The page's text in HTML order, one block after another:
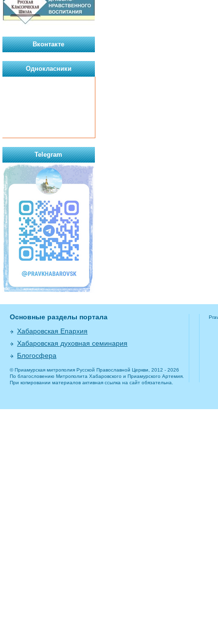
Вконтакте
Однокласники
Telegram
Основные разделы портала
Хабаровская Епархия
Хабаровская духовная семинария
Блогосфера
© Приамурская митрополия Русской Православной Церкви, 2012 - 2026
По благословению Митрополита Хабаровского и Приамурского Артемия.
При копировании материалов активная ссылка на сайт обязательна.